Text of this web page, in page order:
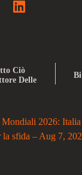
Ciò
Delle
2026: Italia
la sfida – Aug 7,